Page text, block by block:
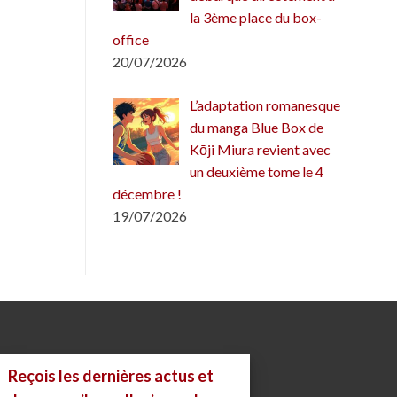
la 3ème place du box-
office
20/07/2026
L’adaptation romanesque
du manga Blue Box de
Kōji Miura revient avec
un deuxième tome le 4
décembre !
19/07/2026
Reçois les dernières actus et